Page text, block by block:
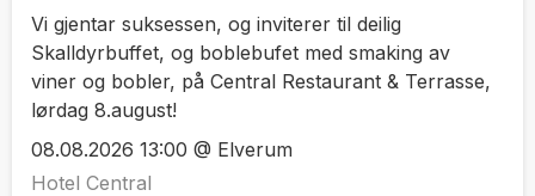
Vi gjentar suksessen, og inviterer til deilig
Skalldyrbuffet, og boblebufet med smaking av
viner og bobler, på Central Restaurant & Terrasse,
lørdag 8.august!
08.08.2026 13:00 @ Elverum
Hotel Central